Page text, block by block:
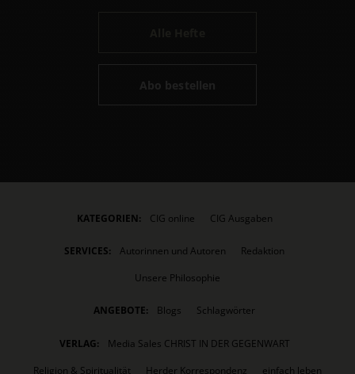
Abo bestellen
KATEGORIEN: CIG online CIG Ausgaben
SERVICES: Autorinnen und Autoren
Redaktion
Unsere Philosophie
ANGEBOTE: Blogs Schlagwörter
VERLAG:
Media Sales CHRIST IN DER GEGENWART
Religion & Spiritualität
Herder Korrespondenz
einfach leben